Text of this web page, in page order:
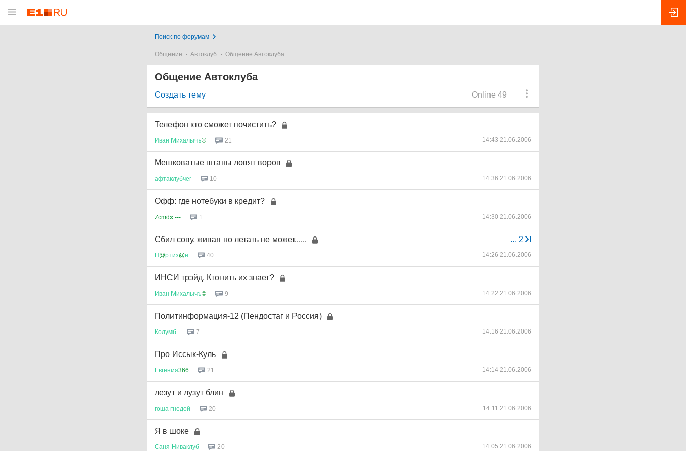
Поиск по форумам
Общение Автоклуб Общение Автоклуба
Общение Автоклуба
Online 49
Создать тему
Телефон кто сможет почистить?
Иван Михалычъ© 21 14:43 21.06.2006
Мешковатые штаны ловят воров
афтаклубчег 10 14:36 21.06.2006
Офф: где нотебуки в кредит?
Zcmdx --- 1 14:30 21.06.2006
... 2
Сбил сову, живая но летать не может......
П@ртиз@н 40 14:26 21.06.2006
ИНСИ трэйд. Ктонить их знает?
Иван Михалычъ© 9 14:22 21.06.2006
Политинформация-12 (Пендостаг и Россия)
Колумб 7 14:16 21.06.2006
Про Иссык-Куль
Евгения366 21 14:14 21.06.2006
лезут и лузут блин
гоша гнедой 20 14:11 21.06.2006
Я в шоке
Саня Ниваклуб 20 14:05 21.06.2006